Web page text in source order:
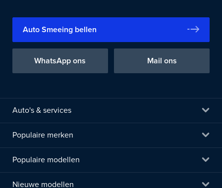
Auto Smeeing bellen
WhatsApp ons Mail ons
Auto's & services
Populaire merken
Populaire modellen
Nieuwe modellen